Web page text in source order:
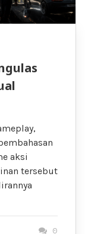
aksi
tersebut
0